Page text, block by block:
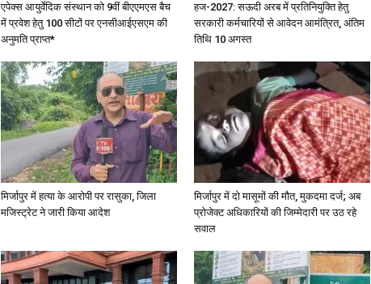
Today
Hindi
News
एपेक्स आयुर्वेदिक संस्थान को 9वीं बीएएमएस बैच
में प्रवेश हेतु 100 सीटों पर एनसीआईएसएम की
अनुमति प्राप्त*
हज-2027: सऊदी अरब में प्रतिनियुक्ति हेतु
सरकारी कर्मचारियों से आवेदन आमंत्रित, अंतिम
तिथि 10 अगस्त
मिर्जापुर में हत्या के आरोपी पर रासुका, जिला
मजिस्ट्रेट ने जारी किया आदेश
मिर्जापुर में दो मासूमों की मौत, मुकदमा दर्ज; अब
प्रोजेक्ट अधिकारियों की जिम्मेदारी पर उठ रहे
सवाल